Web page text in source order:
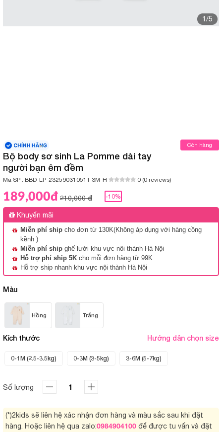
1/5
Bộ body sơ sinh La Pomme dài tay
người bạn êm đềm
Còn hàng
Mã SP : BBD-LP-23259031051T-3M-H 0 (0 reviews)
189,000đ 210,000 đ -10%
Khuyến mãi
Miễn phí ship cho đơn từ 130K(Không áp dụng với hàng cồng
kềnh )
Miễn phí ship ghế lười khu vực nôi thành Hà Nội
Hỗ trợ phí ship 5K cho mỗi đơn hàng từ 99K
Hỗ trợ ship nhanh khu vực nội thành Hà Nội
Màu
Hồng Trắng
Kích thước Hướng dẫn chọn size
0-1M (2.5-3.5kg) 0-3M (3-5kg) 3-6M (5-7kg)
Số lượng
(*)2kids sẽ liên hệ xác nhận đơn hàng và màu sắc sau khi đặt
hàng. Hoặc liên hệ qua zalo:0984904100 để được tu vấn và đặt